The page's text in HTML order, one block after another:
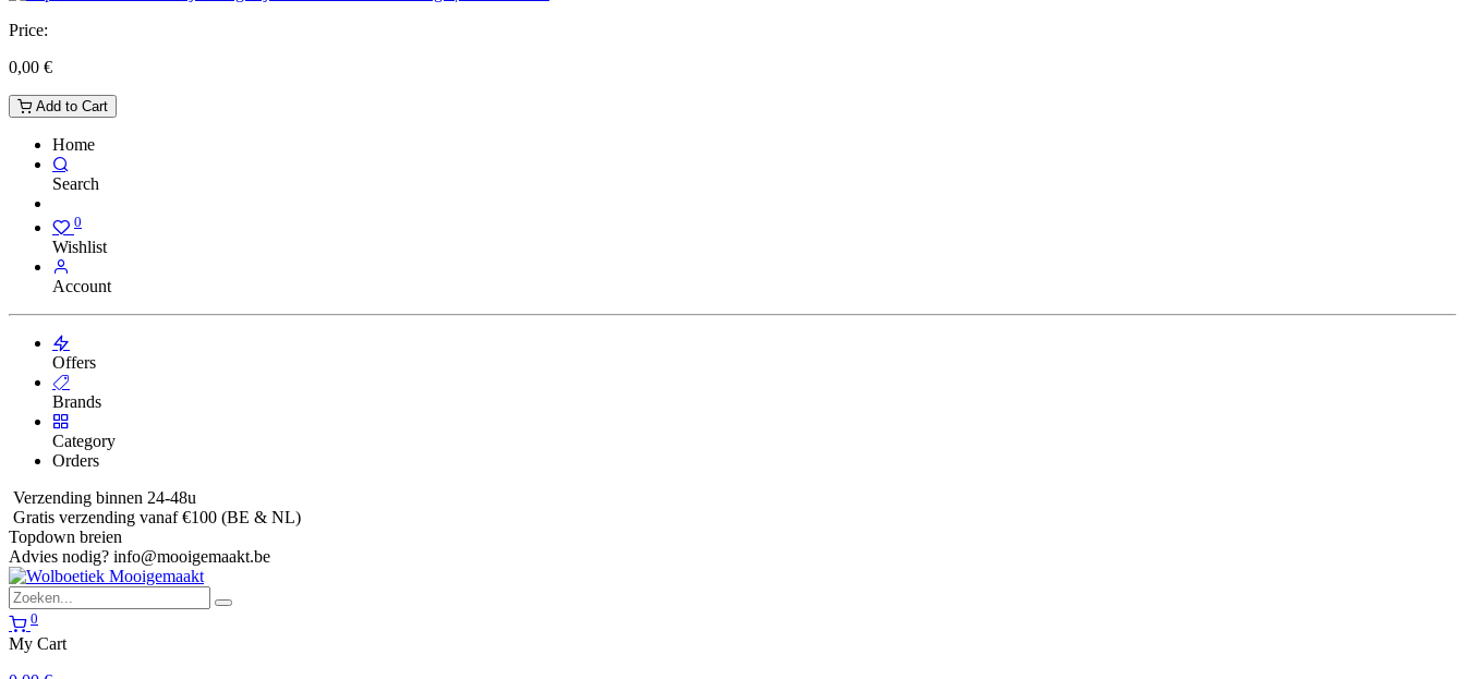
Price:
0,00 €
Add to Cart
Home
Search
0
Wishlist
Account
Offers
Brands
Category
Orders
Verzending binnen 24-48u
Gratis verzending vanaf €100 (BE & NL)
Topdown breien
Advies nodig? info@mooigemaakt.be
0
My Cart